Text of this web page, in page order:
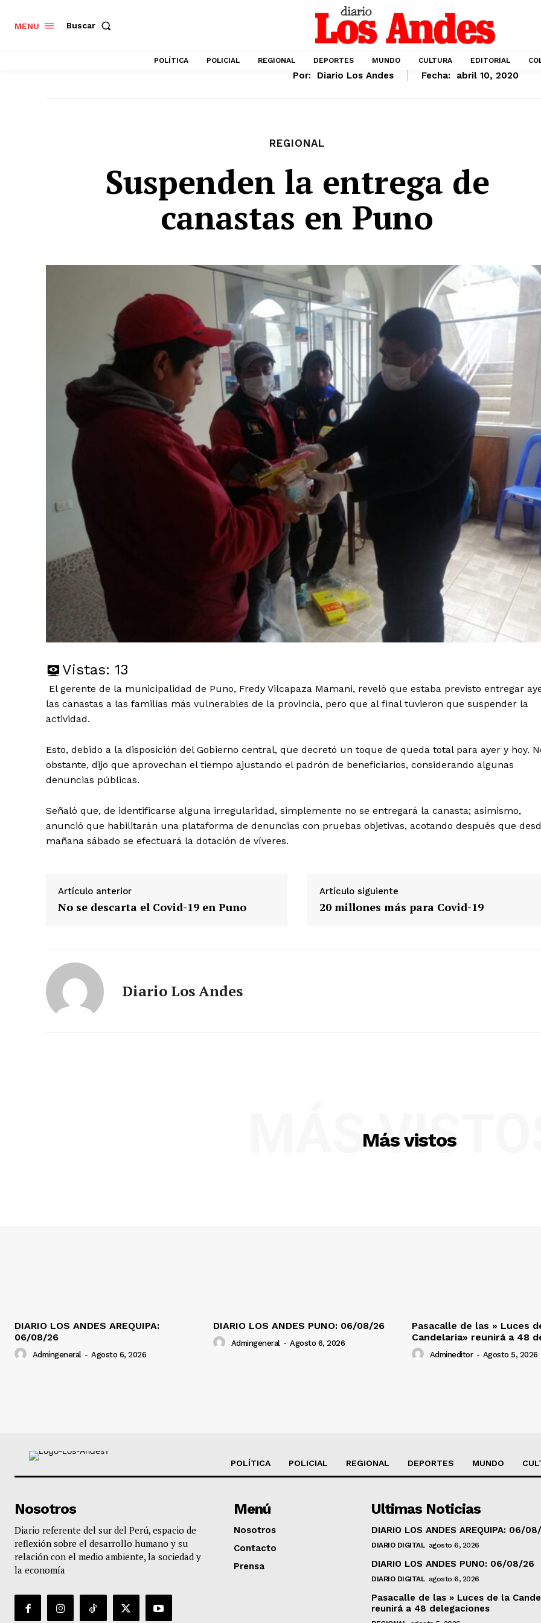
Contacto
Prensa
MENU Buscar
POLÍTICA POLICIAL REGIONAL DEPORTES MUNDO CULTURA EDITORIAL
Por: Diario Los Andes Fecha: abril 10, 2020
REGIONAL
Suspenden la entrega de
canastas en Puno
Vistas: 13
El gerente de la municipalidad de Puno, Fredy Vilcapaza Mamani, reveló que estaba previsto entregar
las canastas a las familias más vulnerables de la provincia, pero que al final tuvieron que suspender la
actividad.
Esto, debido a la disposición del Gobierno central, que decretó un toque de queda total para ayer y hoy.
obstante, dijo que aprovechan el tiempo ajustando el padrón de beneficiarios, considerando algunas
denuncias públicas.
Señaló que, de identificarse alguna irregularidad, simplemente no se entregará la canasta; asimismo,
anunció que habilitarán una plataforma de denuncias con pruebas objetivas, acotando después que
mañana sábado se efectuará la dotación de víveres.
Artículo anterior
No se descarta el Covid-19 en Puno
Artículo siguiente
20 millones más para Covid-19
Diario Los Andes
Más vistos
MÁS
DIARIO LOS ANDES AREQUIPA:
06/08/26
Admingeneral - Agosto 6, 2026
DIARIO LOS ANDES PUNO: 06/08/26
Admingeneral - Agosto 6, 2026
Pasacalle de las » Luces
Candelaria» reunirá a 48
Admineditor - Agosto 5, 2026
POLÍTICA POLICIAL REGIONAL DEPORTES MUNDO
Nosotros
Diario referente del sur del Perú, espacio de
reflexión sobre el desarrollo humano y su
relación con el medio ambiente, la sociedad y
la economía
Menú
Nosotros
Contacto
Prensa
Ultimas Noticias
DIARIO LOS ANDES AREQUIPA: 06/
DIARIO DIGITAL agosto 6, 2026
DIARIO LOS ANDES PUNO: 06/08/26
DIARIO DIGITAL agosto 6, 2026
Pasacalle de las » Luces de la
reunirá a 48 delegaciones